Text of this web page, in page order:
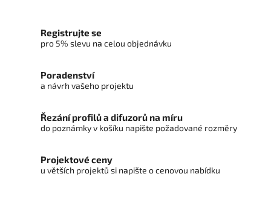
Registrujte se
pro 5% slevu na celou objednávku
Poradenství
a návrh vašeho projektu
Řezání profilů a difuzorů na míru
do poznámky v košíku napište požadované rozměry
Projektové ceny
u větších projektů si napište o cenovou nabídku